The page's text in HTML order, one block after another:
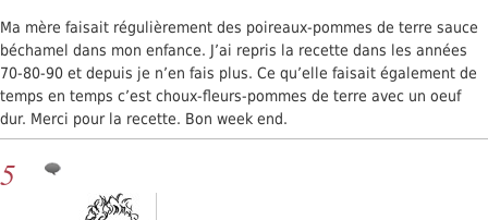
Ma mère faisait régulièrement des poireaux-pommes de terre sauce
béchamel dans mon enfance. J’ai repris la recette dans les années
70-80-90 et depuis je n’en fais plus. Ce qu’elle faisait également de
temps en temps c’est choux-fleurs-pommes de terre avec un oeuf
dur. Merci pour la recette. Bon week end.
5